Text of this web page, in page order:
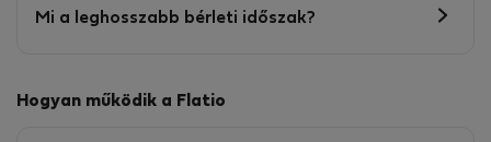
Mi a leghosszabb bérleti időszak?
Hogyan működik a Flatio